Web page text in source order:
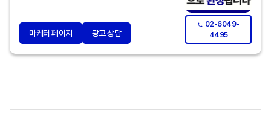
마케터 페이지 광고 상담
02-6049-
4495